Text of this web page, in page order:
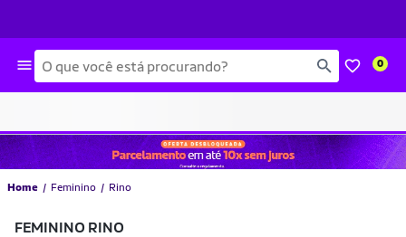
Busca 0
Home Feminino Rino
FEMININO RINO